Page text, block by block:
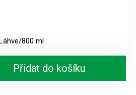
800 ml
Přidat do košíku